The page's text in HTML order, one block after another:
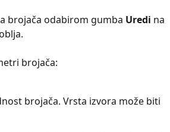
brojača odabirom gumba Uredi na
brojača:
brojača. Vrsta izvora može biti